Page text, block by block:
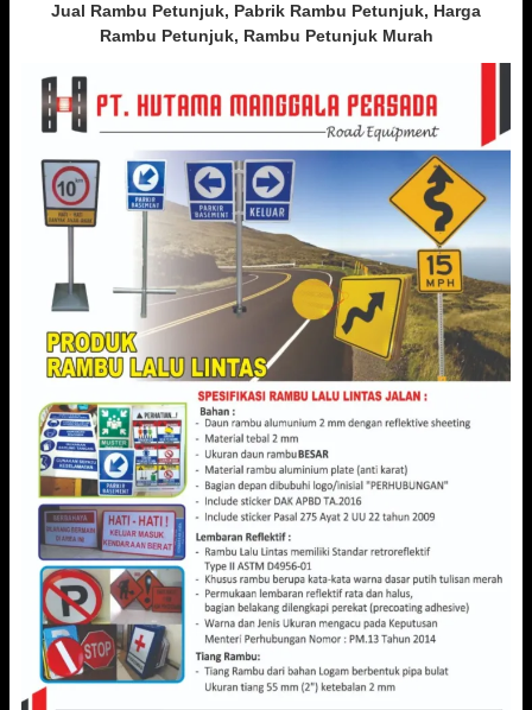
Jual Rambu Petunjuk, Pabrik Rambu Petunjuk, Harga
Rambu Petunjuk, Rambu Petunjuk Murah